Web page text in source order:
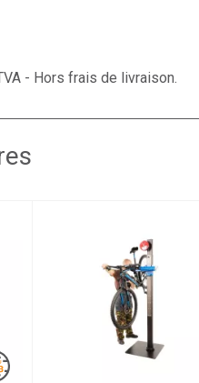
- Hors frais de livraison.